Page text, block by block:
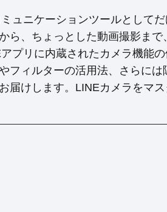
ュニケーションツールとして
ら、ちょっとした動画撮影ま
プリに内蔵されたカメラ機能
フィルターの活用法、さらに
届けします。LINEカメラをマ